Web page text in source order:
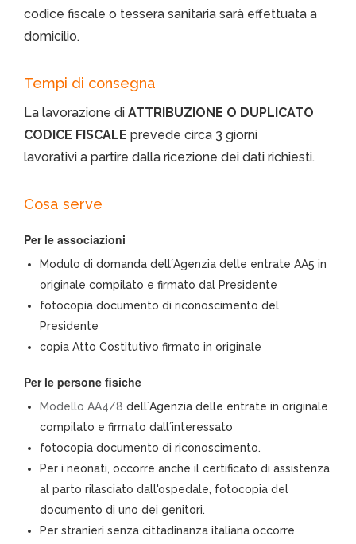
codice fiscale o tessera sanitaria sarà effettuata a
domicilio.
Tempi di consegna
La lavorazione di ATTRIBUZIONE O DUPLICATO
CODICE FISCALE prevede circa 3 giorni
lavorativi a partire dalla ricezione dei dati richiesti.
Cosa serve
Per le associazioni
Modulo di domanda dell´Agenzia delle entrate AA5 in
originale compilato e firmato dal Presidente
fotocopia documento di riconoscimento del
Presidente
copia Atto Costitutivo firmato in originale
Per le persone fisiche
Modello AA4/8 dell´Agenzia delle entrate in originale
compilato e firmato dall´interessato
fotocopia documento di riconoscimento.
Per i neonati, occorre anche il certificato di assistenza
al parto rilasciato dall'ospedale, fotocopia del
documento di uno dei genitori.
Per stranieri senza cittadinanza italiana occorre